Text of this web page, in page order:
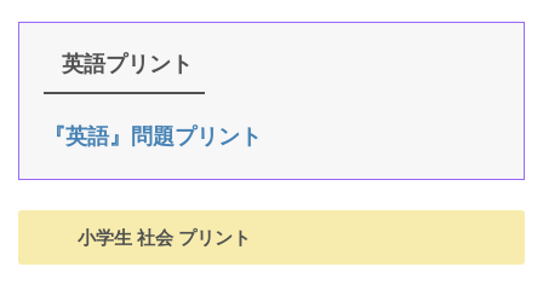
英語プリント
『英語』問題プリント
小学生 社会 プリント